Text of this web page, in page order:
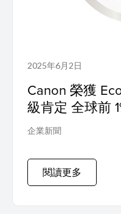
2025年6月2日
Canon 榮獲
級肯定 全球前
續管理企業
企業新聞
閱讀更多